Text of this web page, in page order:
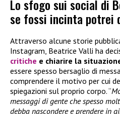
Lo sfogo sui social di
se fossi incinta potrei
Attraverso alcune storie
Instagram, Beatrice Valli ha
critiche e chiarire la
essere spesso bersaglio di
comprendere il motivo per cui
spiegazioni sul proprio corpo. “
messaggi di gente che spesso
debba nascondere e prendere in